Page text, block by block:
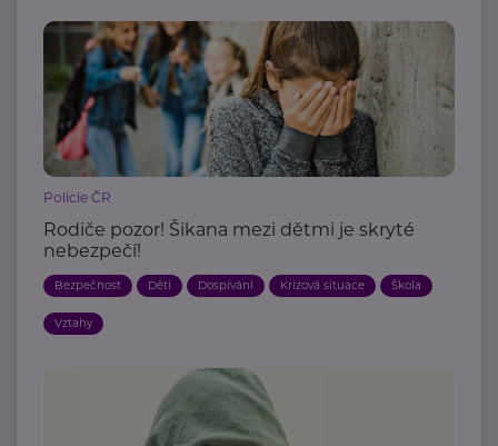
Policie ČR
Rodiče pozor! Šikana mezi dětmi je skryté
nebezpečí!
Bezpečnost Děti Dospívání Krizová situace Škola
Vztahy